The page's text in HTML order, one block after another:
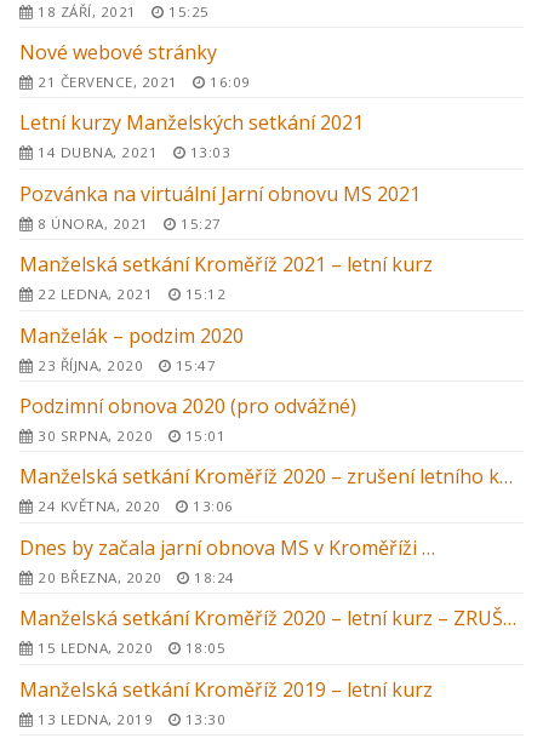
18 ZÁŘÍ, 2021 15:25
Nové webové stránky
21 ČERVENCE, 2021 16:09
Letní kurzy Manželských setkání 2021
14 DUBNA, 2021 13:03
Pozvánka na virtuální Jarní obnovu MS 2021
8 ÚNORA, 2021 15:27
Manželská setkání Kroměříž 2021 – letní kurz
22 LEDNA, 2021 15:12
Manželák – podzim 2020
23 ŘÍJNA, 2020 15:47
Podzimní obnova 2020 (pro odvážné)
30 SRPNA, 2020 15:01
Manželská setkání Kroměříž 2020 – zrušení letního kurzu
24 KVĚTNA, 2020 13:06
Dnes by začala jarní obnova MS v Kroměříži …
20 BŘEZNA, 2020 18:24
Manželská setkání Kroměříž 2020 – letní kurz – ZRUŠENO
15 LEDNA, 2020 18:05
Manželská setkání Kroměříž 2019 – letní kurz
13 LEDNA, 2019 13:30